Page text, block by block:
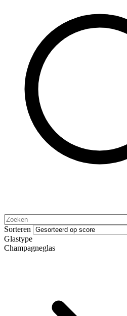
Sorteren
Glastype
Champagneglas